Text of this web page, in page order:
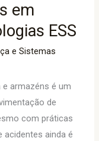
em
ESS
e Sistemas
armazéns é um
de
com práticas
acidentes ainda é